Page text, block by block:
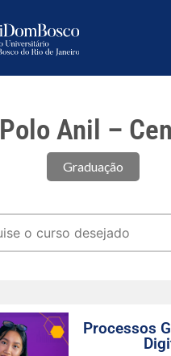
Polo Anil –
Graduação
Processos